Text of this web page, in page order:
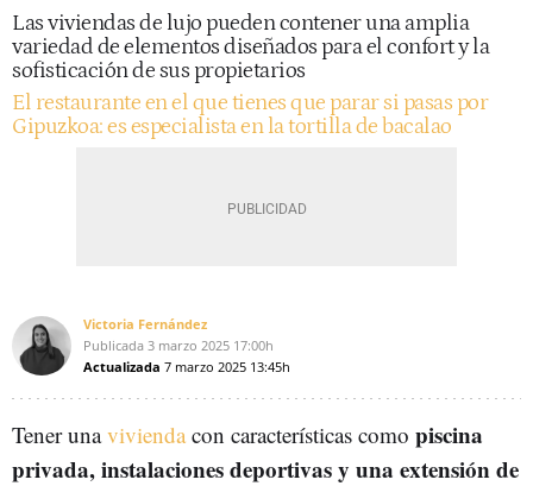
Las viviendas de lujo pueden contener una amplia
variedad de elementos diseñados para el confort y la
sofisticación de sus propietarios
El restaurante en el que tienes que parar si pasas por
Gipuzkoa: es especialista en la tortilla de bacalao
Victoria Fernández
Publicada 3 marzo 2025 17:00h
Actualizada 7 marzo 2025 13:45h
Tener unaviviendacon características como piscina
privada, instalaciones deportivas y una extensión de